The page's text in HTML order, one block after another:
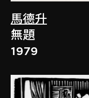
馬德升
無題
1979